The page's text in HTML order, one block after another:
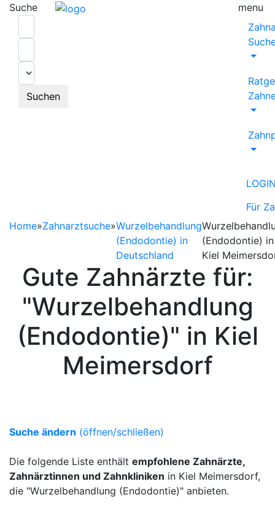
Suche
Suchen
menu
Für
Home»Zahnarztsuche»Wurzelbehandlung
(Endodontie) in
Deutschland
(Endodontie) in
Kiel
Gute Zahnärzte für:
"Wurzelbehandlung
(Endodontie)" in Kiel
Meimersdorf
Suche ändern (öffnen/schließen)
Die folgende Liste enthält empfohlene Zahnärzte,
Zahnärztinnen und Zahnkliniken in Kiel Meimersdorf,
die "Wurzelbehandlung (Endodontie)" anbieten.